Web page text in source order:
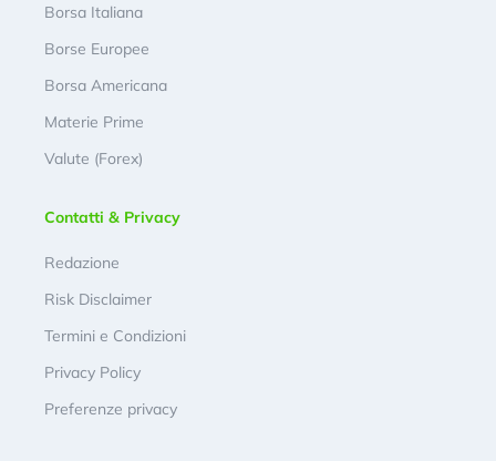
Borsa Italiana
Borse Europee
Borsa Americana
Materie Prime
Valute (Forex)
Contatti & Privacy
Redazione
Risk Disclaimer
Termini e Condizioni
Privacy Policy
Preferenze privacy